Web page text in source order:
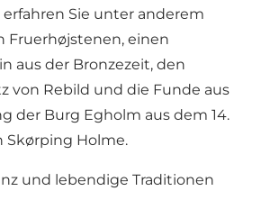
erfahren Sie unter anderem
Fruerhøjstenen, einen
aus der Bronzezeit, den
von Rebild und die Funde aus
der Burg Egholm aus dem 14.
Skørping Holme.
und lebendige Traditionen